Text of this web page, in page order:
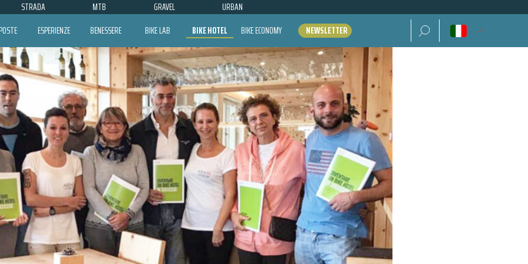
STRADA MTB GRAVEL URBAN
ESPERIENZE BENESSERE BIKE LAB BIKE HOTEL BIKE ECONOMY NEWSLETTER Ricerca per: